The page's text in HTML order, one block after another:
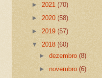
► 2021 (70)
► 2020 (58)
► 2019 (57)
▼ 2018 (60)
►dezembro(8)
►novembro(6)